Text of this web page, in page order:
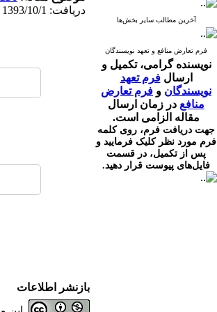
آخرین مطالب سایر بخش‌ها
فرم تعارض منافع و تعهد نویسندگان
نویسنده گرامی، تکمیل و
ارسالفرم تعهد
نویسندگان و فرم تعارض
منافع در زمان ارسال
مقاله الزامی است.
جهت دریافت فرم، روی کلمه
فرم مورد نظر کلیک فرمایید و
پس از تکمیل، در قسمت
فایل‌های پیوست قرار دهید.
دریافت: 1393/10/1 | ویرایش نهایی: 1394/11/10 | پذیرش: 1394/4/16 | انتشار الکترونیک: 1394/11/10
بازنشر اطلاعات